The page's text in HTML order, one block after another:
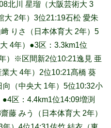
北川 星瑠（大阪芸術大 3
大 2年）3位21:19石松 愛朱
りさ（日本体育大 2年）5
4年）●3区：3.3km1位
）※区間新2位10:21逸見 亜
大 4年）2位10:21髙橋 葵
向（中央大 1年）5位10:32小
区：4.4km1位14:09増渕
藤 みう（日本体育大 2年）